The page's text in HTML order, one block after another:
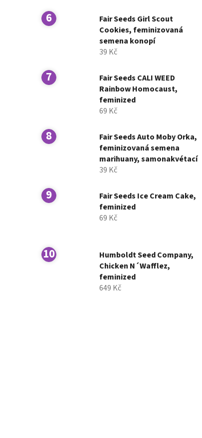
Fair Seeds Girl Scout
Cookies, feminizovaná
semena konopí
39 Kč
Fair Seeds CALI WEED
Rainbow Homocaust,
feminized
69 Kč
Fair Seeds Auto Moby Orka,
feminizovaná semena
marihuany, samonakvétací
39 Kč
Fair Seeds Ice Cream Cake,
feminized
69 Kč
Humboldt Seed Company,
Chicken N´Wafflez,
feminized
649 Kč